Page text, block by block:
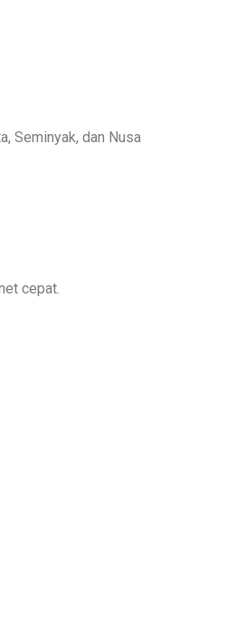
Seminyak, dan Nusa
cepat.